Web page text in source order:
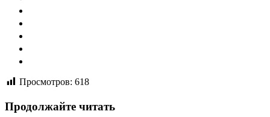
Просмотров: 618
Продолжайте читать